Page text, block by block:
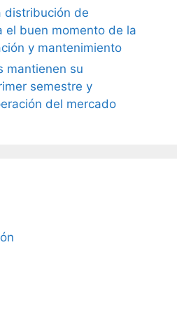
distribución de
el buen momento de la
y mantenimiento
mantienen su
semestre y
del mercado